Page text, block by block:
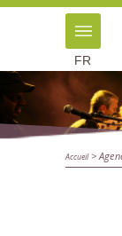
FR
Accueil>